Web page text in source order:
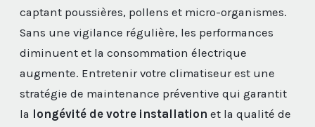
captant poussières, pollens et micro-organismes.
Sans une vigilance régulière, les performances
diminuent et la consommation électrique
augmente. Entretenir votre climatiseur est une
stratégie de maintenance préventive qui garantit
la
longévité de votre installation et la qualité de